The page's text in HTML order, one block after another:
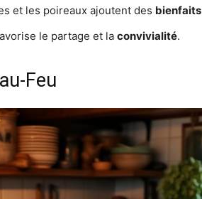
et les poireaux ajoutent des bienfaits
le partage et la convivialité.
Feu